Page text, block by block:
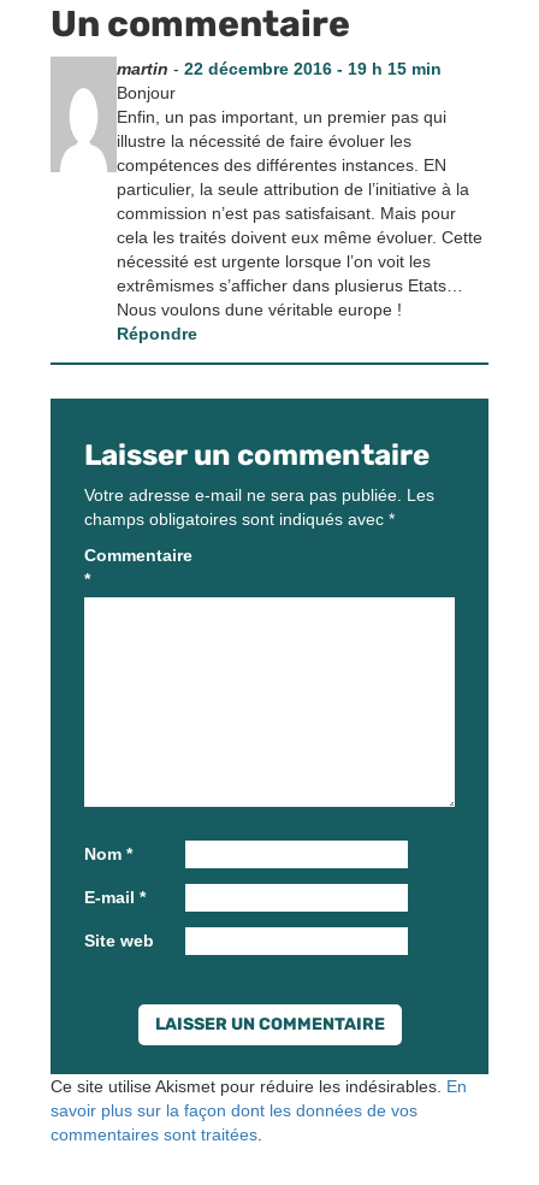
Un commentaire
martin - 22 décembre 2016 - 19 h 15 min
Bonjour
Enfin, un pas important, un premier pas qui
illustre la nécessité de faire évoluer les
compétences des différentes instances. EN
particulier, la seule attribution de l’initiative à la
commission n’est pas satisfaisant. Mais pour
cela les traités doivent eux même évoluer. Cette
nécessité est urgente lorsque l’on voit les
extrêmismes s’afficher dans plusierus Etats…
Nous voulons dune véritable europe !
Répondre
Laisser un commentaire
Votre adresse e-mail ne sera pas publiée. Les
champs obligatoires sont indiqués avec *
Commentaire
*
Nom *
E-mail *
Site web
Ce site utilise Akismet pour réduire les indésirables. En
savoir plus sur la façon dont les données de vos
commentaires sont traitées